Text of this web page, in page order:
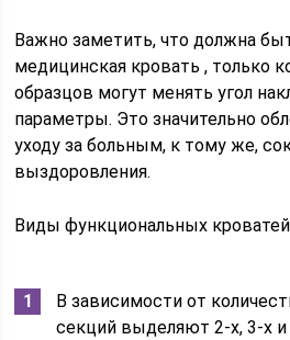
Важно заметить, что должна
медицинская кровать , только
образцов могут менять угол
параметры. Это значительно
уходу за больным, к тому же,
выздоровления.
Виды функциональных
В зависимости от
секций выделяют 2-х, 3-х